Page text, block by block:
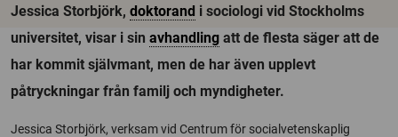
Jessica Storbjörk, doktorand i sociologi vid Stockholms
universitet, visar i sin avhandling att de flesta säger att de
har kommit självmant, men de har även upplevt
påtryckningar från familj och myndigheter.
Jessica Storbjörk, verksam vid Centrum för socialvetenskaplig